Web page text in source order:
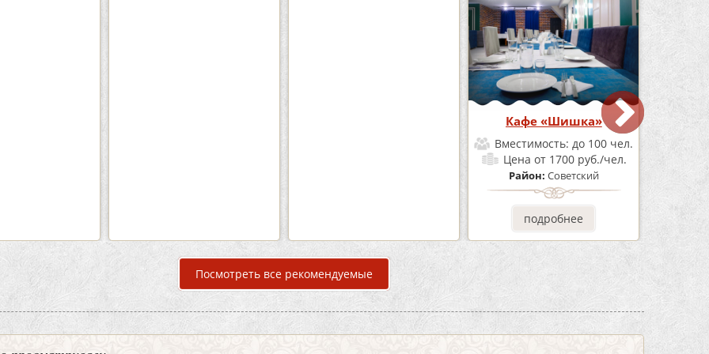
Кафе «Шишка»
Вместимость: до 100 чел.
Цена от 1700 руб./чел.
Район: Советский
подробнее
Посмотреть все рекомендуемые